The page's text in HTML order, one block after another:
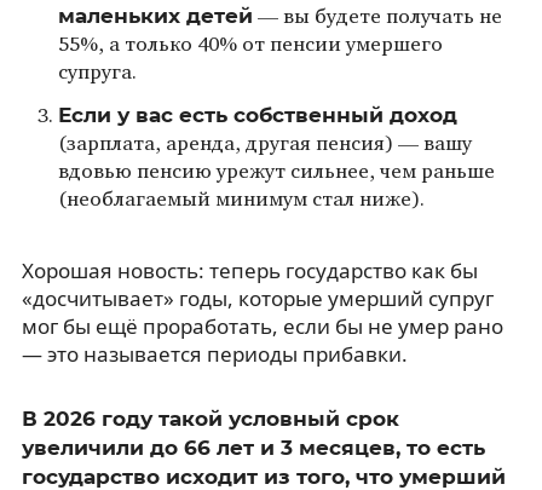
маленьких детей — вы будете получать не
55%, а только 40% от пенсии умершего
супруга.
Если у вас есть собственный доход
(зарплата, аренда, другая пенсия) — вашу
вдовью пенсию урежут сильнее, чем раньше
(необлагаемый минимум стал ниже).
Хорошая новость: теперь государство как бы
«досчитывает» годы, которые умерший супруг
мог бы ещё проработать, если бы не умер рано
— это называется периоды прибавки.
В 2026 году такой условный срок
увеличили до 66 лет и 3 месяцев, то есть
государство исходит из того, что умерший